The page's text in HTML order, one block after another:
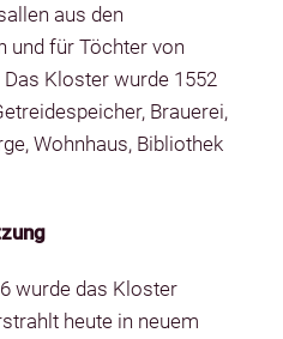
aus den
und für Töchter von
Kloster wurde 1552
Brauerei,
Wohnhaus, Bibliothek
wurde das Kloster
heute in neuem